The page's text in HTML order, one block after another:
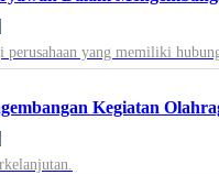
yang memiliki